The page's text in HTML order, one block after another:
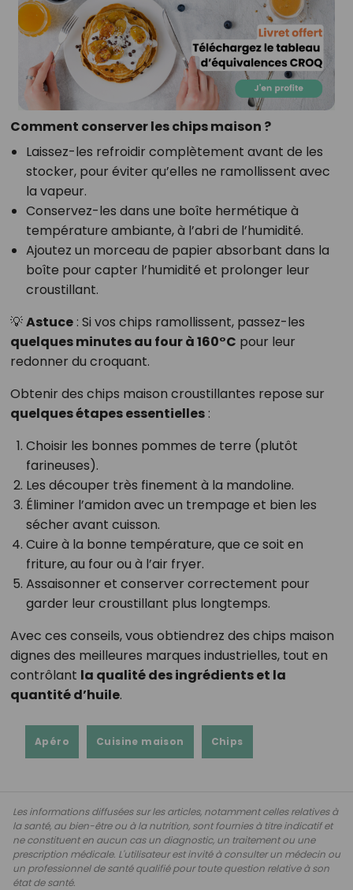
Comment conserver les chips maison ?
Laissez-les refroidir complètement avant de les
stocker, pour éviter qu’elles ne ramollissent avec
la vapeur.
Conservez-les dans une boîte hermétique à
température ambiante, à l’abri de l’humidité.
Ajoutez un morceau de papier absorbant dans la
boîte pour capter l’humidité et prolonger leur
croustillant.
💡Astuce: Si vos chips ramollissent, passez-les
quelques minutes au four à 160°C pour leur
redonner du croquant.
Obtenir des chips maison croustillantes repose sur
quelques étapes essentielles:
Choisir les bonnes pommes de terre (plutôt
farineuses).
Les découper très finement à la mandoline.
Éliminer l’amidon avec un trempage et bien les
sécher avant cuisson.
Cuire à la bonne température, que ce soit en
friture, au four ou à l’air fryer.
Assaisonner et conserver correctement pour
garder leur croustillant plus longtemps.
Avec ces conseils, vous obtiendrez des chips maison
dignes des meilleures marques industrielles, tout en
contrôlant la qualité des ingrédients et la
quantité d’huile.
Apéro Cuisine maison Chips
Les informations diffusées sur les articles, notamment celles relatives à
la santé, au bien-être ou à la nutrition, sont fournies à titre indicatif et
ne constituent en aucun cas un diagnostic, un traitement ou une
prescription médicale. L'utilisateur est invité à consulter un médecin ou
un professionnel de santé qualifié pour toute question relative à son
état de santé.